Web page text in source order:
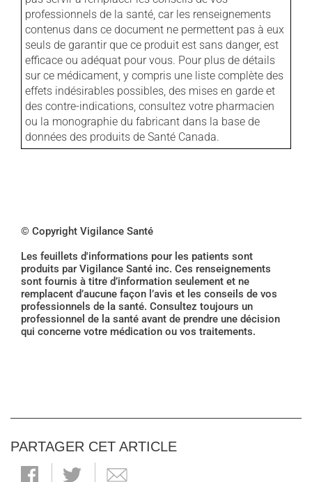
professionnels de la santé, car les renseignements
contenus dans ce document ne permettent pas à eux
seuls de garantir que ce produit est sans danger, est
efficace ou adéquat pour vous. Pour plus de détails
sur ce médicament, y compris une liste complète des
effets indésirables possibles, des mises en garde et
des contre-indications, consultez votre pharmacien
ou la monographie du fabricant dans la base de
données des produits de Santé Canada.
© Copyright Vigilance Santé
Les feuillets d'informations pour les patients sont
produits par Vigilance Santé inc. Ces renseignements
sont fournis à titre d’information seulement et ne
remplacent d’aucune façon l’avis et les conseils de vos
professionnels de la santé. Consultez toujours un
professionnel de la santé avant de prendre une décision
qui concerne votre médication ou vos traitements.
PARTAGER CET ARTICLE